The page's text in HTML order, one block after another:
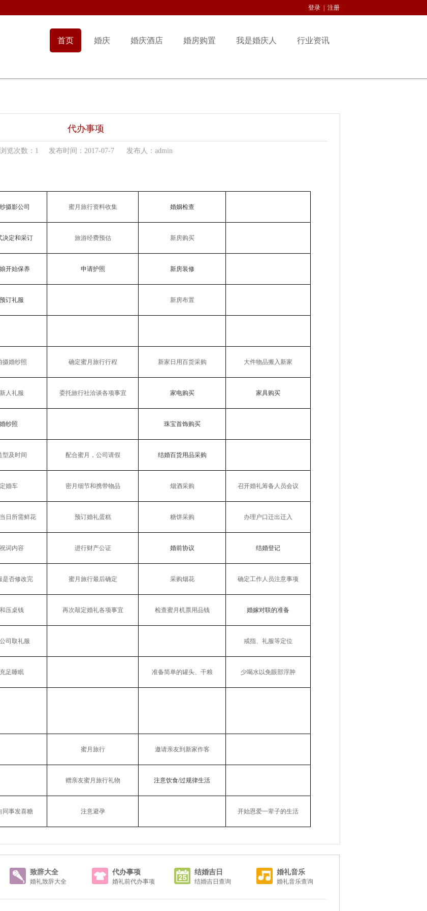
登录 注册
首页 婚庆 婚庆酒店 婚房购置 我是婚庆人 行业资讯
代办事项
浏览次数：1 发布时间：2017-07-7 发布人：admin
摄影公司 蜜月旅行资料收集 婚姻检查
决定和采订 旅游经费预估 新房购买
开始保养 申请护照 新房装修
订礼服 新房布置
摄婚纱照 确定蜜月旅行行程 新家日用百货采购 大件物品搬入新家
人礼服 委托旅行社洽谈各项事宜 家电购买 家具购买
纱照 珠宝首饰购买
型及时间 配合蜜月，公司请假 结婚百货用品采购
婚车 密月细节和携带物品 烟酒采购 召开婚礼筹备人员会议
日所需鲜花 预订婚礼蛋糕 糖饼采购 办理户口迁出迁入
词内容 进行财产公证 婚前协议 结婚登记
是否修改完 蜜月旅行最后确定 采购烟花 确定工作人员注意事项
压桌钱 再次敲定婚礼各项事宜 检查蜜月 机票用品钱 婚嫁对联的准备
司取礼服 戒指、礼服等定位
足睡眠 准备简单的罐头、干粮 少喝水以免眼部浮肿
蜜月旅行 邀请亲友到新家作客
赠亲友蜜月旅行礼物 注意饮食/过规律生活
同事发喜糖 注意避孕 开始恩爱一辈子的生活
致辞大全
婚礼致辞大全
代办事项
婚礼前代办事项
结婚吉日
结婚吉日查询
婚礼音乐
婚礼音乐查询